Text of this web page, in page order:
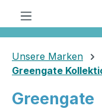
Unsere Marken
Greengate
Greengate